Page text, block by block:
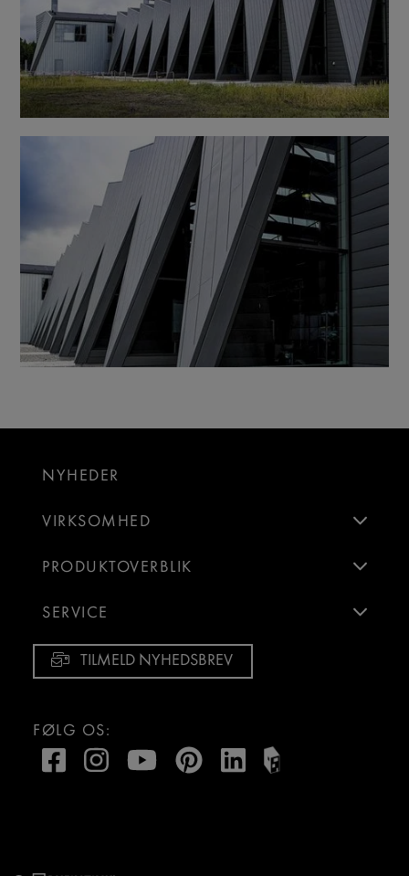
NYHEDER
VIRKSOMHED
PRODUKTOVERBLIK
SERVICE
TILMELD NYHEDSBREV
FØLG OS: